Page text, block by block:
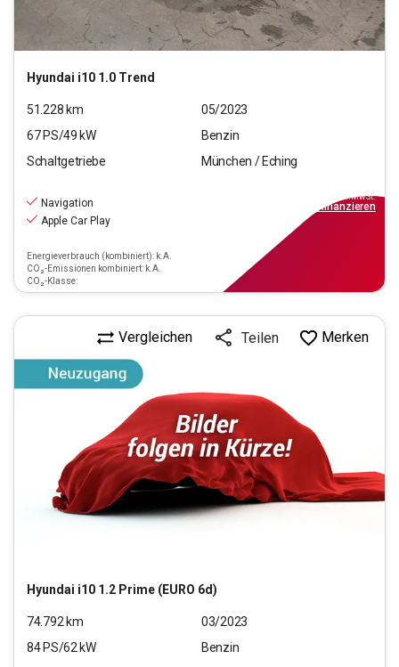
Hyundai i10 1.0 Trend
51.228 km
05/2023
67PS/49 kW
Benzin
Schaltgetriebe
München / Eching
Navigation
Apple Car Play
Energieverbrauch (kombiniert): k.A.
CO₂-Emissionen kombiniert: k.A.
CO₂-Klasse:
inkl.MwSt.
finanzieren
Hyundai i10 1.2 Prime (EURO 6d)
Vergleichen Teilen Merken
74.792 km
03/2023
84PS/62 kW
Benzin